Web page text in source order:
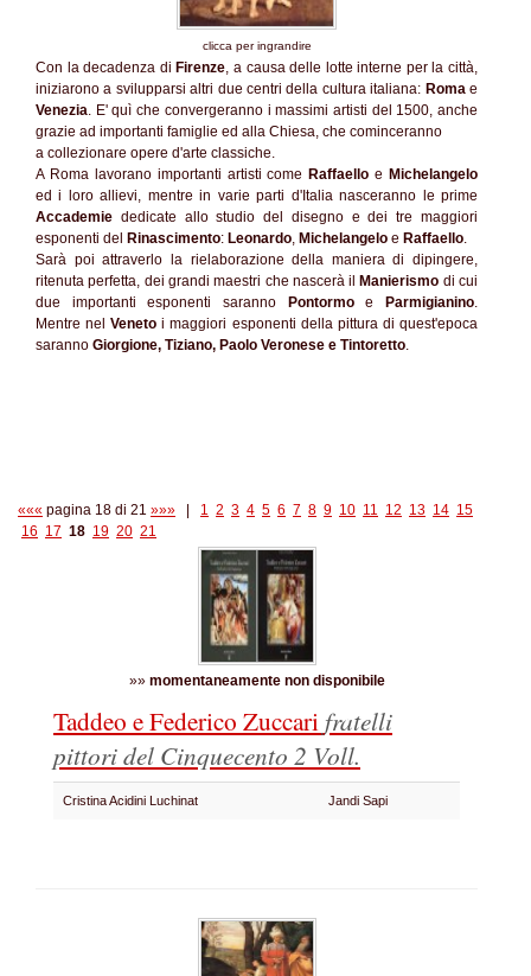
clicca per ingrandire
Con la decadenza di Firenze, a causa delle lotte interne per la città,
iniziarono a svilupparsi altri due centri della cultura italiana: Romae
Venezia. E' quì che convergeranno i massimi artisti del 1500, anche
grazie ad importanti famiglie ed alla Chiesa, che cominceranno
a collezionare opere d'arte classiche.
A Roma lavorano importanti artisti come Raffaello e Michelangelo
ed i loro allievi, mentre in varie parti d'Italia nasceranno le prime
Accademie dedicate allo studio del disegno e dei tre maggiori
esponenti del
Rinascimento: Leonardo, Michelangelo e Raffaello.
Sarà poi attraverlo la rielaborazione della maniera di dipingere,
ritenuta perfetta, dei grandi maestri che nascerà il
Manierismo di cui
due importanti esponenti saranno
Pontormoe Parmigianino.
Mentre nelVeneto i maggiori esponenti della pittura di quest'epoca
saranno Giorgione, Tiziano, Paolo Veronese e Tintoretto.
««« pagina 18 di 21 »»» 1 2 3 4 5 6 7 8 9 10 11 12 13 14 15
16 17 18 19 20 21
»» momentaneamente non disponibile
Taddeo e Federico Zuccari fratelli
pittori del Cinquecento 2 Voll.
Cristina Acidini Luchinat Jandi Sapi